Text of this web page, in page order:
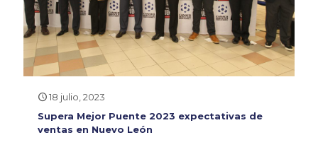
18 julio, 2023
Supera Mejor Puente 2023 expectativas de
ventas en Nuevo León